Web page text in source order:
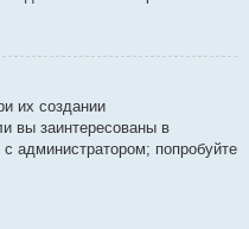
их создании
вы заинтересованы в
администратором; попробуйте